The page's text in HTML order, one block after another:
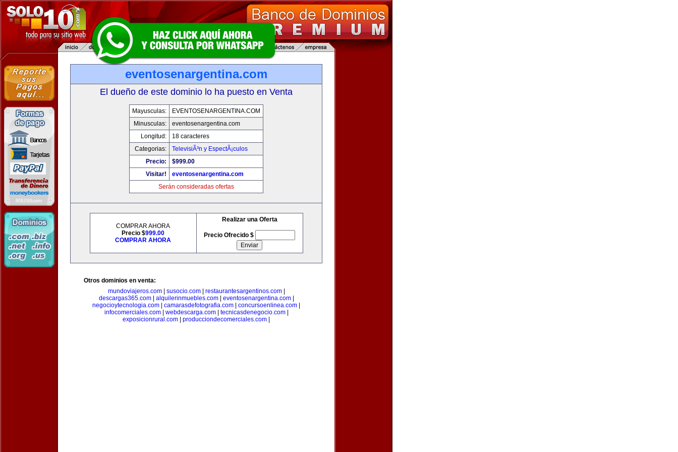
eventosenargentina.com
El dueño de este dominio lo ha puesto en Venta
Mayusculas:
EVENTOSENARGENTINA.COM
Minusculas:
eventosenargentina.com
Longitud:
18 caracteres
Categorias:
TelevisiÃ³n y EspectÃ¡culos
Precio:
$999.00
Visitar!
eventosenargentina.com
Serán consideradas ofertas
COMPRAR AHORA
Precio $999.00
COMPRAR AHORA
Realizar una Oferta
Precio Ofrecido $
Otros dominios en venta:
mundoviajeros.com| susocio.com| restaurantesargentinos.com|
descargas365.com| alquilerinmuebles.com| eventosenargentina.com|
negocioytecnologia.com
camarasdefotografia.com concursoenlinea.com
infocomerciales.com| webdescarga.com| tecnicasdenegocio.com|
exposicionrural.com
producciondecomerciales.com